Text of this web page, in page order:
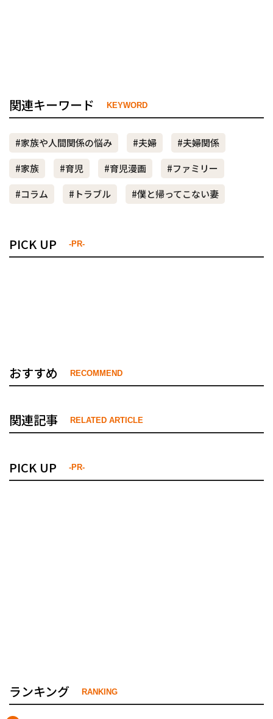
関連キーワード KEYWORD
#家族や人間関係の悩み #夫婦
#夫婦関係
#家族
#育児 #育児漫画
#ファミリー
#コラム
#トラブル #僕と帰ってこない妻
PICK UP -PR-
おすすめ RECOMMEND
関連記事 RELATED ARTICLE
PICK UP -PR-
ランキング RANKING